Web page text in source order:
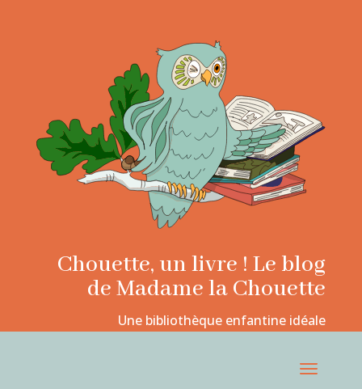
Chouette, un livre ! Le blog
de Madame la Chouette
Une bibliothèque enfantine idéale